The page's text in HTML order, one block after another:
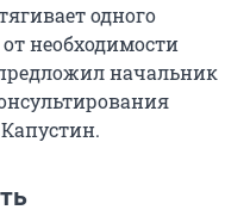
одного
необходимости
начальник